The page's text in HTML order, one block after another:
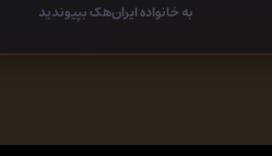
به خانواده ایران‌هک بپیوندید